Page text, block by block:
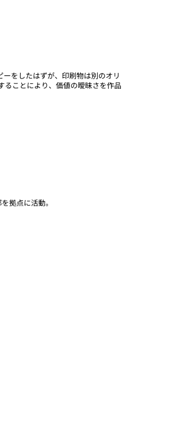
ーをしたはずが、印刷物は別のオリ
ることにより、価値の曖昧さを作品
拠点に活動。